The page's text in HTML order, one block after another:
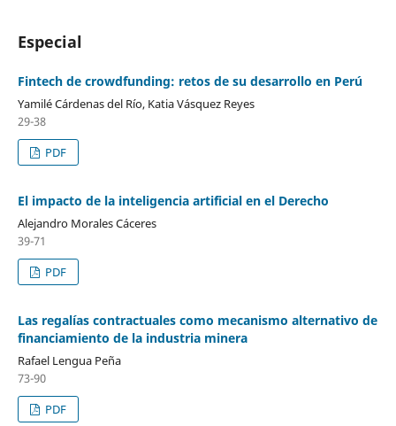
Especial
Fintech de crowdfunding: retos de su desarrollo en Perú
Yamilé Cárdenas del Río, Katia Vásquez Reyes
29-38
PDF
El impacto de la inteligencia artificial en el Derecho
Alejandro Morales Cáceres
39-71
PDF
Las regalías contractuales como mecanismo alternativo de
financiamiento de la industria minera
Rafael Lengua Peña
73-90
PDF